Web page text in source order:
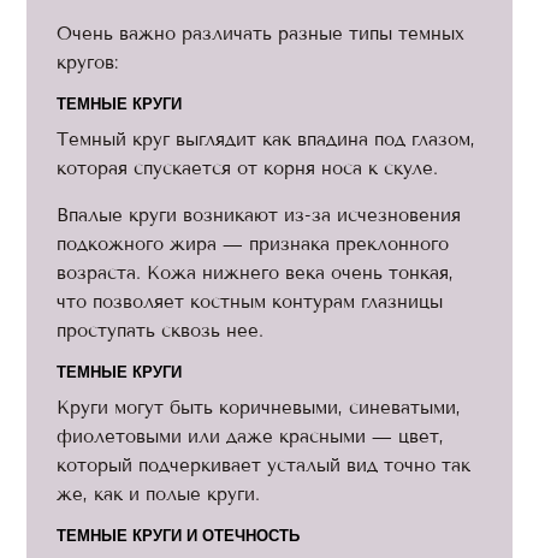
Очень важно различать разные типы темных
кругов:
ТЕМНЫЕ КРУГИ
Темный круг выглядит как впадина под глазом,
которая спускается от корня носа к скуле.
Впалые круги возникают из-за исчезновения
подкожного жира — признака преклонного
возраста. Кожа нижнего века очень тонкая,
что позволяет костным контурам глазницы
проступать сквозь нее.
ТЕМНЫЕ КРУГИ
Круги могут быть коричневыми, синеватыми,
фиолетовыми или даже красными — цвет,
который подчеркивает усталый вид точно так
же, как и полые круги.
ТЕМНЫЕ КРУГИ И ОТЕЧНОСТЬ